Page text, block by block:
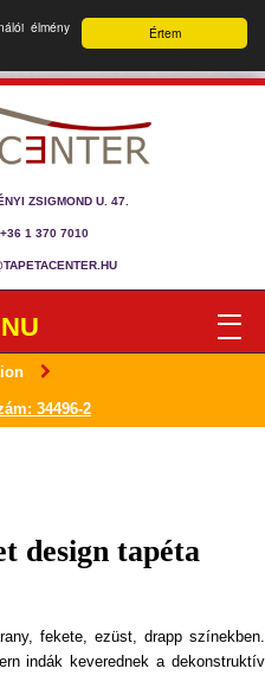
Értem
élmény
ZSIGMOND U. 47.
+36 1 370 7010
34496-2
design tapéta
fekete, ezüst, drapp színekben.
indák keverednek a dekonstruktív